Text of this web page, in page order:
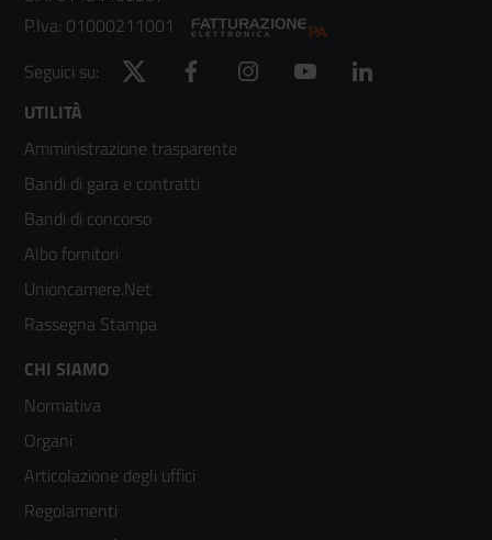
P.Iva: 01000211001
Seguici su:
Twitter Facebook Instagram YouTube
Footer
menù
colonna
2
UTILITÀ
Amministrazione trasparente
Bandi di gara e contratti
Bandi di concorso
Albo fornitori
Unioncamere.Net
Rassegna Stampa
Footer
menù
colonna
3
CHI SIAMO
Normativa
Organi
Articolazione degli uffici
Regolamenti